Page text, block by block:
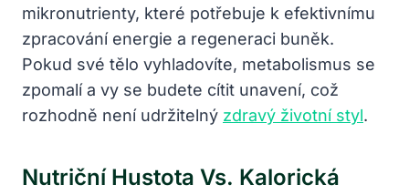
mikronutrienty, které potřebuje k efektivnímu
zpracování energie a regeneraci buněk.
Pokud své tělo vyhladovíte, metabolismus se
zpomalí a vy se budete cítit unavení, což
rozhodně není udržitelný zdravý životní styl.
Nutriční Hustota Vs. Kalorická